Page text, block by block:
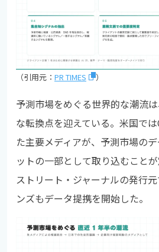
（引用元： PR TIMES ）
予測市場をめぐる世界的な潮流
な転換点を迎えている。米国で
た主要メディアが、予測市場の
ットの一部として取り込むこと
ストリート・ジャーナルの発行
ンズもデータ提携を開始した。